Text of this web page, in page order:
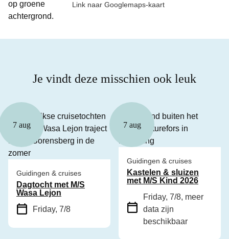
Link naar Googlemaps-kaart
Je vindt deze misschien ook leuk
7 aug
Guidingen & cruises
Dagtocht met M/S
Wasa Lejon
Friday, 7/8
7 aug
Guidingen & cruises
Kastelen & sluizen
met M/S Kind 2026
Friday, 7/8, meer
data zijn
beschikbaar